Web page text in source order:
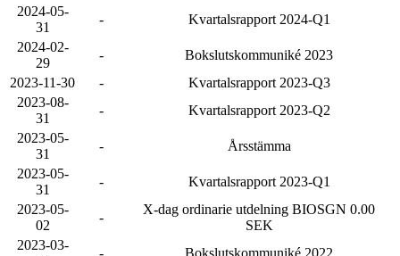
2024-05-
31
-
Kvartalsrapport 2024-Q1
2024-02-
29
-
Bokslutskommuniké 2023
2023-11-30
-
Kvartalsrapport 2023-Q3
2023-08-
31
-
Kvartalsrapport 2023-Q2
2023-05-
31
-
Årsstämma
2023-05-
31
-
Kvartalsrapport 2023-Q1
2023-05-
02
-
X-dag ordinarie utdelning BIOSGN 0.00
SEK
2023-03-
-
Bokslutskommuniké 2022